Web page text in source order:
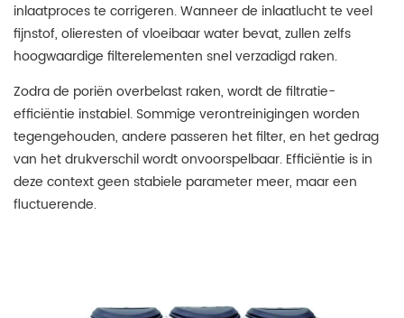
inlaatproces te corrigeren. Wanneer de inlaatlucht te veel
fijnstof, olieresten of vloeibaar water bevat, zullen zelfs
hoogwaardige filterelementen snel verzadigd raken.
Zodra de poriën overbelast raken, wordt de filtratie-
efficiëntie instabiel. Sommige verontreinigingen worden
tegengehouden, andere passeren het filter, en het gedrag
van het drukverschil wordt onvoorspelbaar. Efficiëntie is in
deze context geen stabiele parameter meer, maar een
fluctuerende.